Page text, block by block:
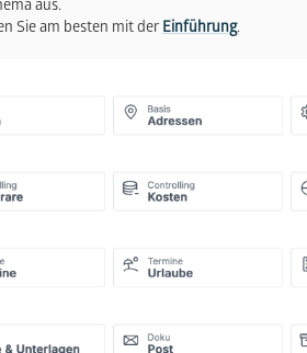
aus.
Sie am besten mit derEinführung.